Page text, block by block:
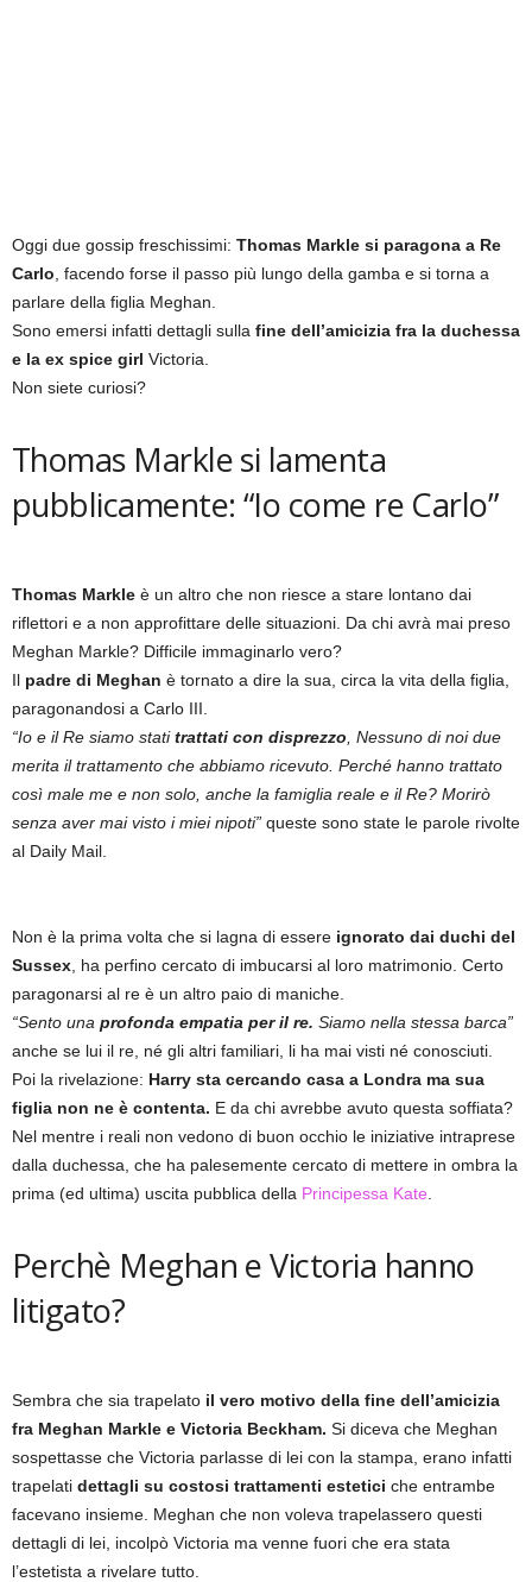
Oggi due gossip freschissimi: Thomas Markle si paragona a Re
Carlo , facendo forse il passo più lungo della gamba e si torna a
parlare della figlia Meghan.
Sono emersi infatti dettagli sulla fine dell’amicizia fra la duchessa
e la ex spice girl Victoria.
Non siete curiosi?
Thomas Markle si lamenta
pubblicamente: “Io come re Carlo”
Thomas Markle è un altro che non riesce a stare lontano dai
riflettori e a non approfittare delle situazioni. Da chi avrà mai preso
Meghan Markle? Difficile immaginarlo vero?
Il padre di Meghan è tornato a dire la sua, circa la vita della figlia,
paragonandosi a Carlo III.
“Io e il Re siamo statitrattati con disprezzo , Nessuno di noi due
merita il trattamento che abbiamo ricevuto. Perché hanno trattato
così male me e non solo, anche la famiglia reale e il Re? Morirò
senza aver mai visto i miei nipoti” queste sono state le parole rivolte
al Daily Mail.
Non è la prima volta che si lagna di essere ignorato dai duchi del
Sussex , ha perfino cercato di imbucarsi al loro matrimonio. Certo
paragonarsi al re è un altro paio di maniche.
“Sento una profonda empatia per il re. Siamo nella stessa barca”
anche se lui il re, né gli altri familiari, li ha mai visti né conosciuti.
Poi la rivelazione: Harry sta cercando casa a Londra ma sua
figlia non ne è contenta. E da chi avrebbe avuto questa soffiata?
Nel mentre i reali non vedono di buon occhio le iniziative intraprese
dalla duchessa, che ha palesemente cercato di mettere in ombra la
prima (ed ultima) uscita pubblica della Principessa Kate
Perchè Meghan e Victoria hanno
litigato?
Sembra che sia trapelato il vero motivo della fine dell’amicizia
fra Meghan Markle e Victoria Beckham. Si diceva che Meghan
sospettasse che Victoria parlasse di lei con la stampa, erano infatti
trapelati dettagli su costosi trattamenti estetici che entrambe
facevano insieme. Meghan che non voleva trapelassero questi
dettagli di lei, incolpò Victoria ma venne fuori che era stata
l’estetista a rivelare tutto.